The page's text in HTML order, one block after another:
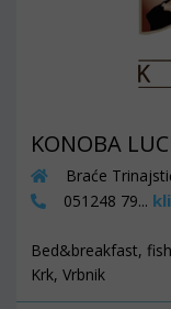
KONOBA
Braće
051248 79...
Bed&breakfast,
Krk, Vrbnik